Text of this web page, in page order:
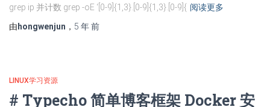
grep ip 并计数 grep -oE ‘[0-9]{1,3}.[0-9]{1,3}.[0-9]{ 阅读更多
由 hongwenjun ， 5 年前
LINUX学习资源
# Typecho 简单博客框架 Docker 安